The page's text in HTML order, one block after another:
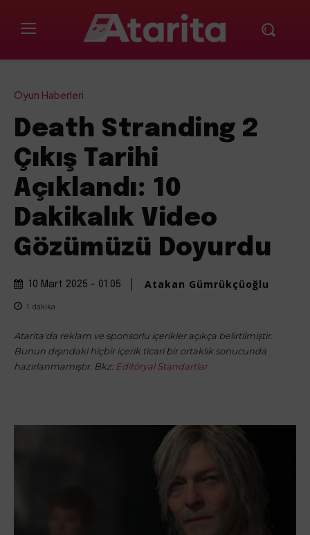
Oyun Haberleri
Death Stranding 2
Çıkış Tarihi
Açıklandı: 10
Dakikalık Video
Gözümüzü Doyurdu
10 Mart 2025 - 01:05 Atakan Gümrükçüoğlu
1 dakika
Atarita'da reklam ve sponsorlu içerikler açıkça belirtilmiştir.
Bunun dışındaki hiçbir içerik ticari bir ortaklık sonucunda
hazırlanmamıştır. Bkz: Editöryal Standartlar